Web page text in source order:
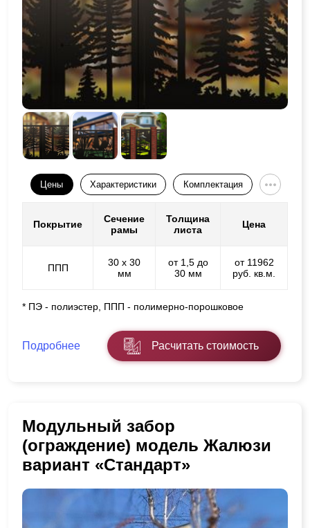
Цены Характеристики Комплектация
Покрытие
Сечение
рамы
Толщина
листа
Цена
ППП
30 х 30
мм
от 1,5 до
30 мм
от 11962
руб. кв.м.
* ПЭ - полиэстер, ППП - полимерно-порошковое
Подробнее Расчитать стоимость
Модульный забор
(ограждение) модель Жалюзи
вариант «Стандарт»